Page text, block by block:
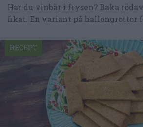
Har du vinbär i frysen? Baka
fikat. En variant på hallongrottor
RECEPT